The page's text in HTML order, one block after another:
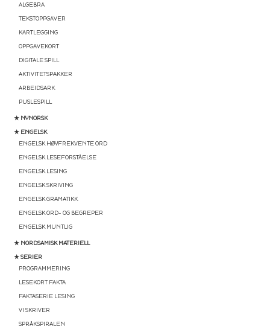
ALGEBRA
TEKSTOPPGAVER
KARTLEGGING
OPPGAVEKORT
DIGITALE SPILL
AKTIVITETSPAKKER
ARBEIDSARK
PUSLESPILL
★ NYNORSK
★ ENGELSK
ENGELSK HØYFREKVENTE ORD
ENGELSK LESEFORSTÅELSE
ENGELSK LESING
ENGELSK SKRIVING
ENGELSK GRAMATIKK
ENGELSK ORD- OG BEGREPER
ENGELSK MUNTLIG
★ NORDSAMISK MATERIELL
★ SERIER
PROGRAMMERING
LESEKORT FAKTA
FAKTASERIE LESING
VI SKRIVER
SPRÅKSPIRALEN